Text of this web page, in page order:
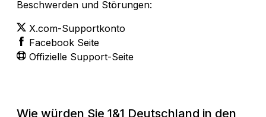
Beschwerden und Störungen:
X.com-Supportkonto
Facebook Seite
Offizielle Support-Seite
Wie würden Sie 1&1 Deutschland in den